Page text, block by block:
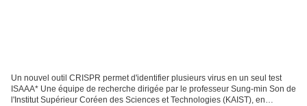
Un nouvel outil CRISPR permet d'identifier plusieurs virus en un seul test
ISAAA* Une équipe de recherche dirigée par le professeur Sung-min Son de
l'Institut Supérieur Coréen des Sciences et Technologies (KAIST), en